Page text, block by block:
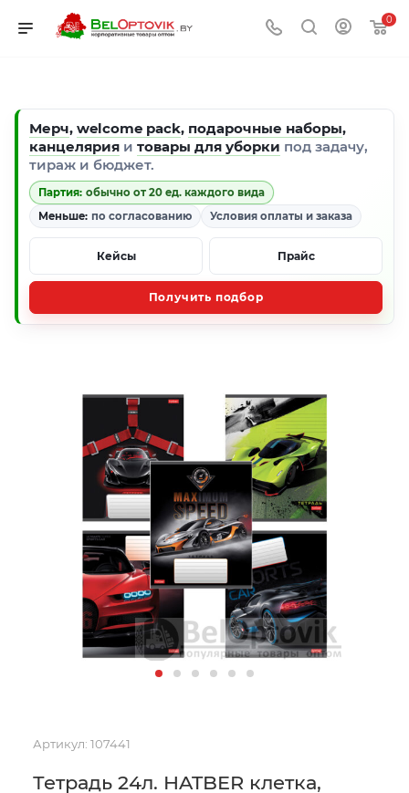
0
Мерч, welcome pack, подарочные наборы,
канцелярия и товары для уборки под задачу,
тираж и бюджет.
Партия: обычно от 20 ед. каждого вида
Меньше: по согласованию Условия оплаты и заказа
Кейсы Прайс
Получить подбор
Артикул: 107441
Тетрадь 24л. HATBER клетка,